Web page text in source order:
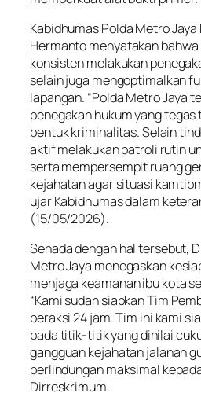
Kabidhumas Polda Metro Jaya
Hermanto menyatakan
konsisten melakukan
selain juga mengoptimalkan
lapangan. “Polda Metro Jaya
penegakan hukum yang
bentuk kriminalitas. Selain
aktif melakukan patroli rutin
serta mempersempit ruang
kejahatan agar situasi
ujar Kabidhumas dalam
(15/05/2026).
Senada dengan hal tersebut,
Metro Jaya menegaskan
menjaga keamanan ibu kota
“Kami sudah siapkan Tim
beraksi 24 jam. Tim ini kami
pada titik-titik yang dinilai
gangguan kejahatan jalanan
perlindungan maksimal
Dirreskrimum.